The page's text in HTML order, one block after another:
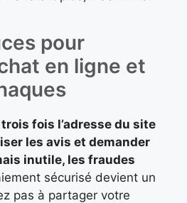
pour
en ligne et
fois l’adresse du site
les avis et demander
inutile, les fraudes
sécurisé devient un
pas à partager votre